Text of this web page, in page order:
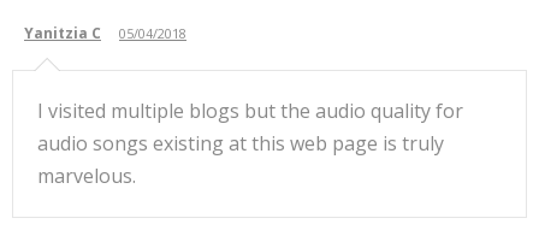
Yanitzia C 05/04/2018
I visited multiple blogs but the audio quality for
audio songs existing at this web page is truly
marvelous.